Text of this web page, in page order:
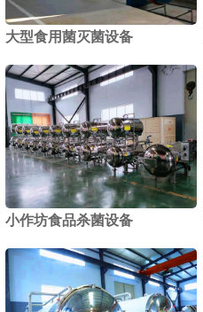
大型食用菌灭菌设备
小作坊食品杀菌设备